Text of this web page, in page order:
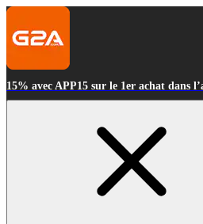
15% avec APP15 sur le 1er achat dans